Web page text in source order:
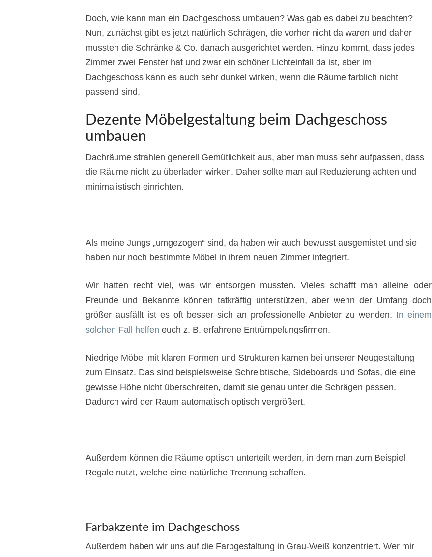
Doch, wie kann man ein Dachgeschoss umbauen? Was gab es dabei zu beachten?
Nun, zunächst gibt es jetzt natürlich Schrägen, die vorher nicht da waren und daher
mussten die Schränke & Co. danach ausgerichtet werden. Hinzu kommt, dass jedes
Zimmer zwei Fenster hat und zwar ein schöner Lichteinfall da ist, aber im
Dachgeschoss kann es auch sehr dunkel wirken, wenn die Räume farblich nicht
passend sind.
Dezente Möbelgestaltung beim Dachgeschoss
umbauen
Dachräume strahlen generell Gemütlichkeit aus, aber man muss sehr aufpassen, dass
die Räume nicht zu überladen wirken. Daher sollte man auf Reduzierung achten und
minimalistisch einrichten.
Als meine Jungs „umgezogen“ sind, da haben wir auch bewusst ausgemistet und sie
haben nur noch bestimmte Möbel in ihrem neuen Zimmer integriert.
Wir hatten recht viel, was wir entsorgen mussten. Vieles schafft man alleine oder
Freunde und Bekannte können tatkräftig unterstützen, aber wenn der Umfang doch
größer ausfällt ist es oft besser sich an professionelle Anbieter zu wenden. In einem
solchen Fall helfen euch z. B. erfahrene Entrümpelungsfirmen.
Niedrige Möbel mit klaren Formen und Strukturen kamen bei unserer Neugestaltung
zum Einsatz. Das sind beispielsweise Schreibtische, Sideboards und Sofas, die eine
gewisse Höhe nicht überschreiten, damit sie genau unter die Schrägen passen.
Dadurch wird der Raum automatisch optisch vergrößert.
Außerdem können die Räume optisch unterteilt werden, in dem man zum Beispiel
Regale nutzt, welche eine natürliche Trennung schaffen.
Farbakzente im Dachgeschoss
Außerdem haben wir uns auf die Farbgestaltung in Grau-Weiß konzentriert. Wer mir